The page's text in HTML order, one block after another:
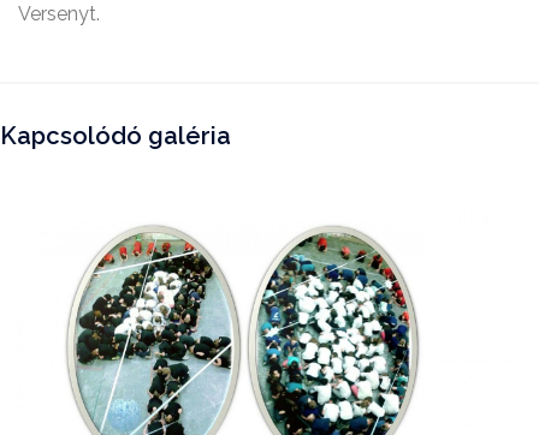
Versenyt.
Kapcsolódó galéria